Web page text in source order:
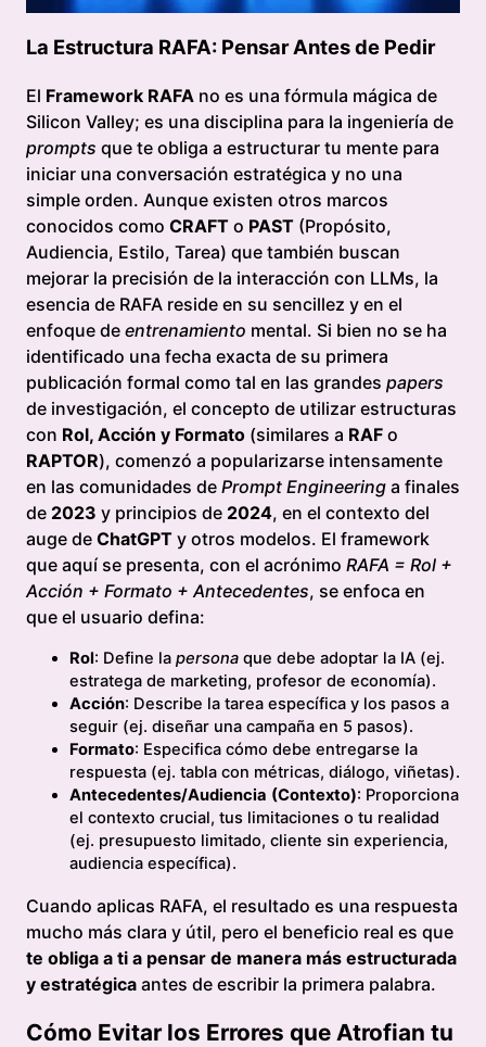
La Estructura RAFA: Pensar Antes de Pedir
El Framework RAFA no es una fórmula mágica de
Silicon Valley; es una disciplina para la ingeniería de
prompts que te obliga a estructurar tu mente para
iniciar una conversación estratégica y no una
simple orden. Aunque existen otros marcos
conocidos como CRAFT o PAST (Propósito,
Audiencia, Estilo, Tarea) que también buscan
mejorar la precisión de la interacción con LLMs, la
esencia de RAFA reside en su sencillez y en el
enfoque de entrenamiento mental. Si bien no se ha
identificado una fecha exacta de su primera
publicación formal como tal en las grandes papers
de investigación, el concepto de utilizar estructuras
con Rol, Acción y Formato (similares a RAF o
RAPTOR), comenzó a popularizarse intensamente
en las comunidades de Prompt Engineering a finales
de 2023 y principios de 2024, en el contexto del
auge de ChatGPT y otros modelos. El framework
que aquí se presenta, con el acrónimo RAFA = Rol +
Acción + Formato + Antecedentes, se enfoca en
que el usuario defina:
Rol: Define la persona que debe adoptar la IA (ej.
estratega de marketing, profesor de economía).
Acción: Describe la tarea específica y los pasos a
seguir (ej. diseñar una campaña en 5 pasos).
Formato: Especifica cómo debe entregarse la
respuesta (ej. tabla con métricas, diálogo, viñetas).
Antecedentes/Audiencia (Contexto): Proporciona
el contexto crucial, tus limitaciones o tu realidad
(ej. presupuesto limitado, cliente sin experiencia,
audiencia específica).
Cuando aplicas RAFA, el resultado es una respuesta
mucho más clara y útil, pero el beneficio real es que
te obliga a ti a pensar de manera más estructurada
y estratégica antes de escribir la primera palabra.
Cómo Evitar los Errores que Atrofian tu